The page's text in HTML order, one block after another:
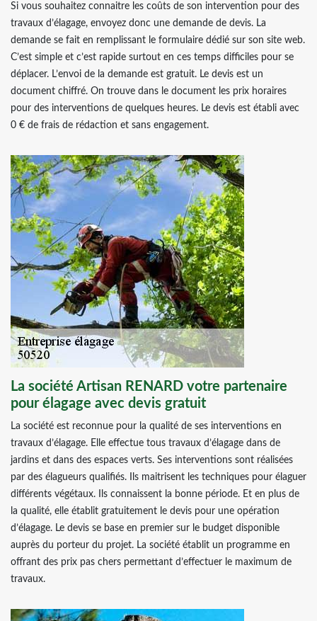
Si vous souhaitez connaitre les coûts de son intervention pour des
travaux d’élagage, envoyez donc une demande de devis. La
demande se fait en remplissant le formulaire dédié sur son site web.
C’est simple et c’est rapide surtout en ces temps difficiles pour se
déplacer. L’envoi de la demande est gratuit. Le devis est un
document chiffré. On trouve dans le document les prix horaires
pour des interventions de quelques heures. Le devis est établi avec
0 € de frais de rédaction et sans engagement.
La société Artisan RENARD votre partenaire
pour élagage avec devis gratuit
La société est reconnue pour la qualité de ses interventions en
travaux d’élagage. Elle effectue tous travaux d’élagage dans de
jardins et dans des espaces verts. Ses interventions sont réalisées
par des élagueurs qualifiés. Ils maitrisent les techniques pour élaguer
différents végétaux. Ils connaissent la bonne période. Et en plus de
la qualité, elle établit gratuitement le devis pour une opération
d’élagage. Le devis se base en premier sur le budget disponible
auprès du porteur du projet. La société établit un programme en
offrant des prix pas chers permettant d’effectuer le maximum de
travaux.